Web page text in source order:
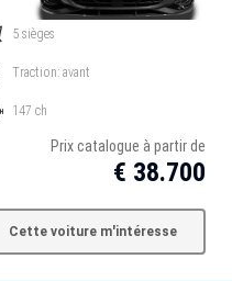
5 sièges
Traction: avant
147 ch
Prix catalogue à partir de
€ 38.700
Cette voiture m'intéresse